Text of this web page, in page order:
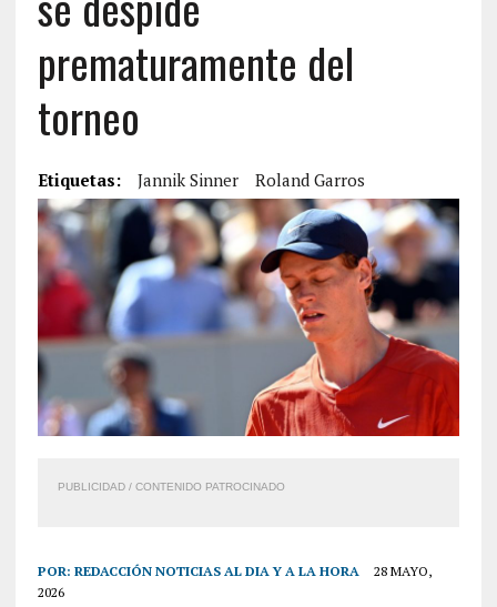
prematuramente del
torneo
Etiquetas: Jannik Sinner Roland Garros
PUBLICIDAD / CONTENIDO PATROCINADO
POR: REDACCIÓN NOTICIAS AL DIA Y A LA HORA
28 MAYO,
2026